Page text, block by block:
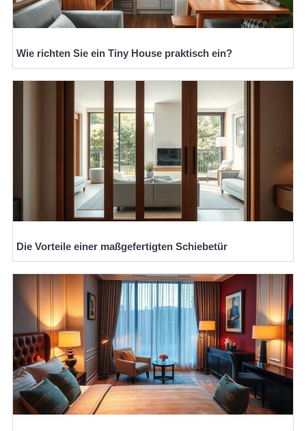
Wie richten Sie ein Tiny House praktisch ein?
Die Vorteile einer maßgefertigten Schiebetür